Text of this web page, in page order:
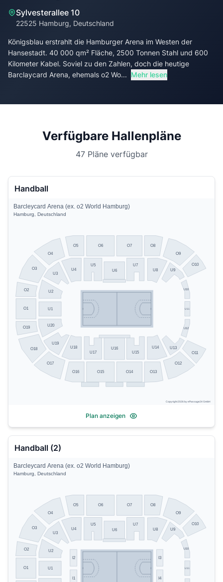
Sylvesterallee 10
22525 Hamburg, Deutschland
Königsblau erstrahlt die Hamburger Arena im Westen der
Hansestadt. 40 000 qm² Fläche, 2500 Tonnen Stahl und 600
Kilometer Kabel. Soviel zu den Zahlen, doch die heutige
Barclaycard Arena, ehemals o2 Wo... Mehr lesen
Verfügbare Hallenpläne
47 Pläne verfügbar
Handball
O19
O18
O17
O16 O15 O14 O13
O12
O11
O10
O9
O8
O7
O6
O5
O4
O3
O2
O1
U20
U19
U18
U17
U16
U15
U14 U13
U12
U11
U10
U9
U8
U7
U6
U5
U4
U3
U2
U1
Barcleycard Arena (ex. o2 World Hamburg)
Hamburg, Deutschland
Copyright 2026 by ePassage24 GmbH
Plan anzeigen
Handball (2)
O10
O9
O8
O7
O6
O5
O4
O3
O2
O1 U11
U10
U9
U8
U7
U6
U5
U4
U3
U2
U1
I1
I2 I3
I4
Barcleycard Arena (ex. o2 World Hamburg)
Hamburg, Deutschland